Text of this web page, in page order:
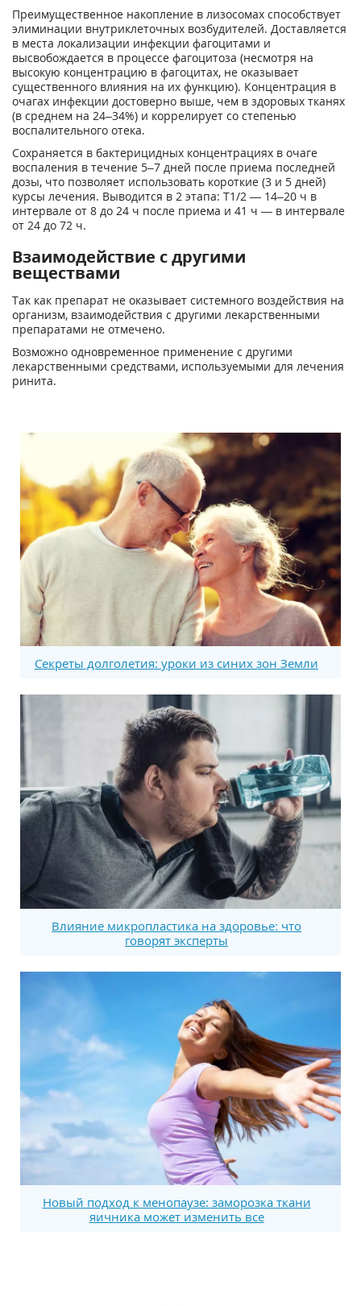
Преимущественное накопление в лизосомах способствует
элиминации внутриклеточных возбудителей. Доставляется
в места локализации инфекции фагоцитами и
высвобождается в процессе фагоцитоза (несмотря на
высокую концентрацию в фагоцитах, не оказывает
существенного влияния на их функцию). Концентрация в
очагах инфекции достоверно выше, чем в здоровых тканях
(в среднем на 24–34%) и коррелирует со степенью
воспалительного отека.
Сохраняется в бактерицидных концентрациях в очаге
воспаления в течение 5–7 дней после приема последней
дозы, что позволяет использовать короткие (3 и 5 дней)
курсы лечения. Выводится в 2 этапа: T1/2 — 14–20 ч в
интервале от 8 до 24 ч после приема и 41 ч — в интервале
от 24 до 72 ч.
Взаимодействие с другими
веществами
Так как препарат не оказывает системного воздействия на
организм, взаимодействия с другими лекарственными
препаратами не отмечено.
Возможно одновременное применение с другими
лекарственными средствами, используемыми для лечения
ринита.
Секреты долголетия: уроки из синих зон Земли
Влияние микропластика на здоровье: что
говорят эксперты
Новый подход к менопаузе: заморозка ткани
яичника может изменить все